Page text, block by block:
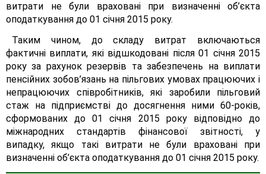
витрати не були враховані при визначенні об’єкта
оподаткування до 01 січня 2015 року.
Таким чином, до складу витрат включаються
фактичні виплати, які відшкодовані після 01 січня 2015
року за рахунок резервів та забезпечень на виплати
пенсійних зобов’язань на пільгових умовах працюючих і
непрацюючих співробітників, які заробили пільговий
стаж на підприємстві до досягнення ними 60-років,
сформованих до 01 січня 2015 року відповідно до
міжнародних стандартів фінансової звітності, у
випадку, якщо такі витрати не були враховані при
визначенні об’єкта оподаткування до 01 січня 2015 року.